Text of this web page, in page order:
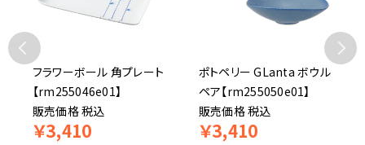
フラワーボール 角プレート
【rm255046e01】
販売価格税込
￥3,410
ポトペリー GLanta ボウル
ペア【rm255050e01】
販売価格税込
￥3,410